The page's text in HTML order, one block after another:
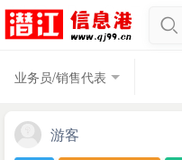
业务员/销售代表
游客